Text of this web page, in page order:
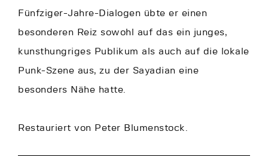
Fünfziger-Jahre-Dialogen übte er einen
besonderen Reiz sowohl auf das ein junges,
kunsthungriges Publikum als auch auf die lokale
Punk-Szene aus, zu der Sayadian eine
besonders Nähe hatte.
Restauriert von Peter Blumenstock.